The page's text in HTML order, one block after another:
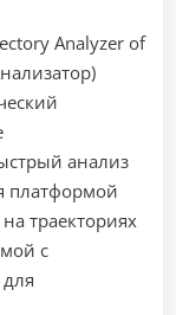
Analyzer of
анализ
платформой
траекториях
с